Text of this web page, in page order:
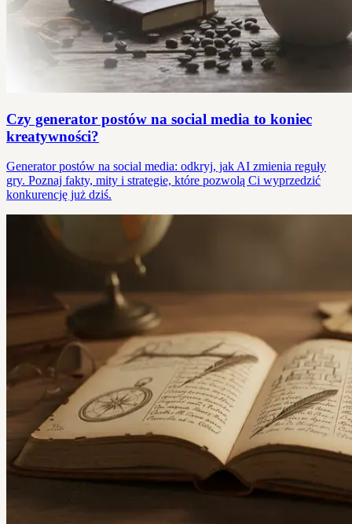
Czy generator postów na social media to koniec
kreatywności?
Generator postów na social media: odkryj, jak AI zmienia reguły
gry. Poznaj fakty, mity i strategie, które pozwolą Ci wyprzedzić
konkurencję już dziś.